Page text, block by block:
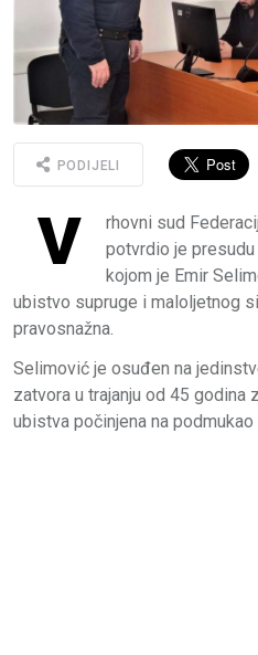
PODIJELI
V
rhovni sud
potvrdio je presudu
kojom je Emir
ubistvo supruge i maloljetnog
pravosnažna.
Selimović je osuđen na
zatvora u trajanju od 45 godina
ubistva počinjena na podmukao